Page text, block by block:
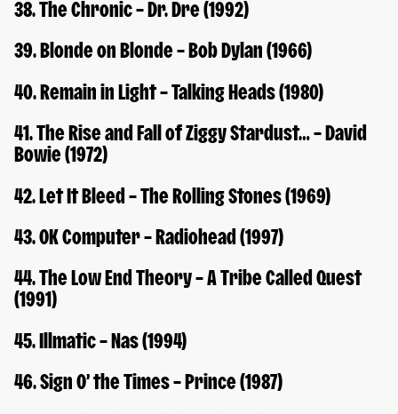
38. The Chronic – Dr. Dre (1992)
39. Blonde on Blonde – Bob Dylan (1966)
40. Remain in Light – Talking Heads (1980)
41. The Rise and Fall of Ziggy Stardust… – David
Bowie (1972)
42. Let It Bleed – The Rolling Stones (1969)
43. OK Computer – Radiohead (1997)
44. The Low End Theory – A Tribe Called Quest
(1991)
45. Illmatic – Nas (1994)
46. Sign O’ the Times – Prince (1987)